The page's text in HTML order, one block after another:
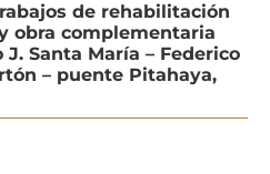
de rehabilitación
obra complementaria
Santa María – Federico
– puente Pitahaya,